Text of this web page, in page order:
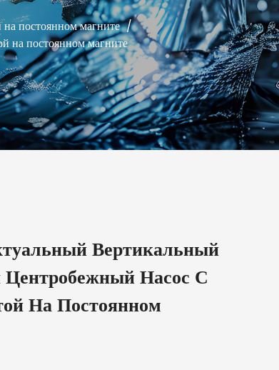
постоянном магните /
на постоянном магните
Вертикальный
Центробежный Насос С
На Постоянном